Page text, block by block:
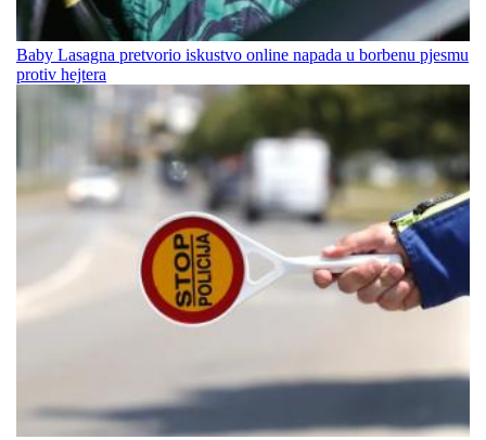
Baby Lasagna pretvorio iskustvo online napada u borbenu pjesmu
protiv hejtera